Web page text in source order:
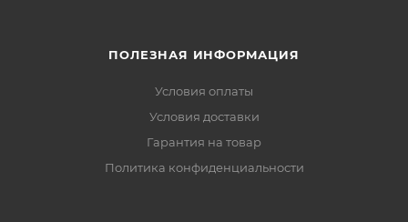
ПОЛЕЗНАЯ ИНФОРМАЦИЯ
Условия оплаты
Условия доставки
Гарантия на товар
Политика конфиденциальности